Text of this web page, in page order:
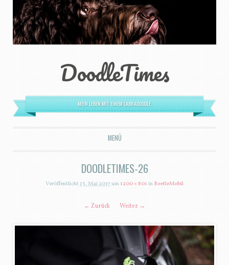
DoodleTimes
MEIN LEBEN MIT EINEM LABRADOODLE.
MENÜ
ZUM INHALT SPRINGEN
DOODLETIMES-26
Veröffentlicht13. Mai 2017um1200 × 801inBeetleMobil
← Zurück Weiter →